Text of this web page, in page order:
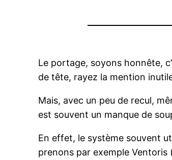
Le portage, soyons honnête,
de tête, rayez la mention
Mais, avec un peu de recul,
est souvent un manque de
En effet, le système souvent
prenons par exemple